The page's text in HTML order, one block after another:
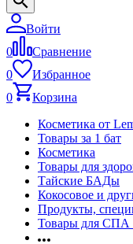
Войти
0
Сравнение
0
Избранное
0
Корзина
Косметика от
Товары за 1 бат
Косметика
Товары для
Тайские БАДы
Кокосовое и
Продукты,
Товары для СПА